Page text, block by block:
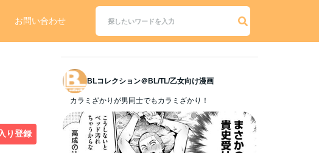
お問い合わせ
り登録
BLコレクション＠BL/TL/乙女向け漫画
カラミざかりが男同士でもカラミざかり！